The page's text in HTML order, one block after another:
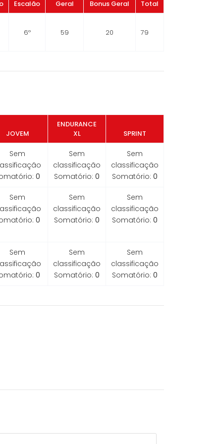
Escalão
Geral
Bonus Geral
Total
6º 59 20 79
JOVEM
ENDURANCE
XL
SPRINT
Sem
0
Sem
classificação
Somatório: 0
Sem
classificação
Somatório: 0
Sem
0
Sem
classificação
Somatório: 0
Sem
classificação
Somatório: 0
Sem
0
Sem
classificação
Somatório: 0
Sem
classificação
Somatório: 0